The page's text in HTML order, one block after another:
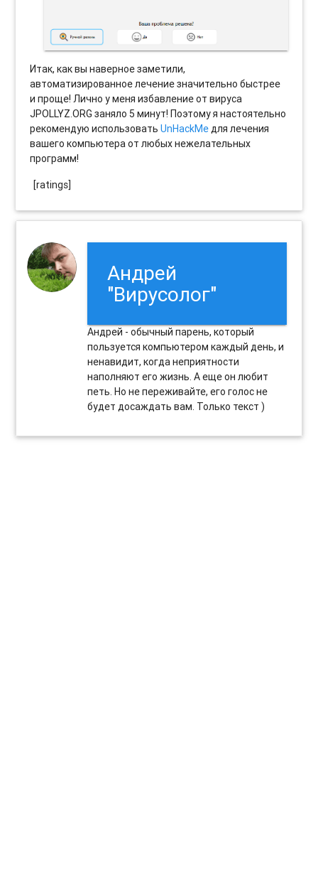
Итак, как вы наверное заметили,
автоматизированное лечение значительно быстрее
и проще! Лично у меня избавление от вируса
JPOLLYZ.ORG заняло 5 минут! Поэтому я настоятельно
рекомендую использоватьUnHackMeдля лечения
вашего компьютера от любых нежелательных
программ!
[ratings]
Андрей
"Вирусолог"
Андрей - обычный парень, который
пользуется компьютером каждый день, и
ненавидит, когда неприятности
наполняют его жизнь. А еще он любит
петь. Но не переживайте, его голос не
будет досаждать вам. Только текст )